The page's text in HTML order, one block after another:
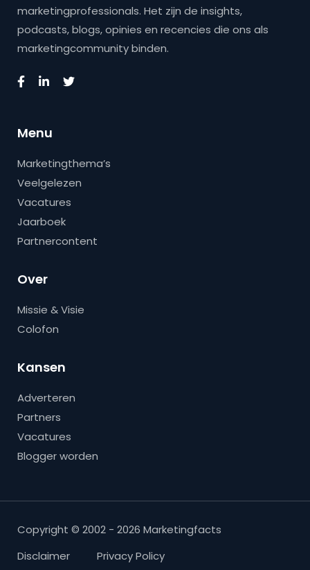
marketingprofessionals. Het zijn de insights,
podcasts, blogs, opinies en recencies die ons als
marketingcommunity binden.
Menu
Marketingthema’s
Veelgelezen
Vacatures
Jaarboek
Partnercontent
Over
Missie & Visie
Colofon
Kansen
Adverteren
Partners
Vacatures
Blogger worden
Copyright © 2002 - 2026 Marketingfacts
Disclaimer
Privacy Policy